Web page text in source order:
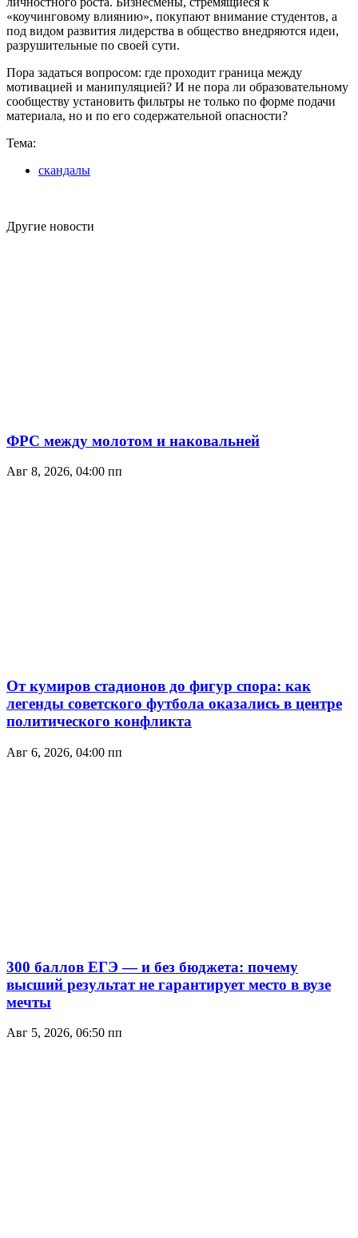
«коучинговому влиянию», покупают внимание студентов, а
под видом развития лидерства в общество внедряются идеи,
разрушительные по своей сути.
Пора задаться вопросом: где проходит граница между
мотивацией и манипуляцией? И не пора ли образовательному
сообществу установить фильтры не только по форме подачи
материала, но и по его содержательной опасности?
Тема:
скандалы
Другие новости
ФРС между молотом и наковальней
Авг 8, 2026, 04:00 пп
От кумиров стадионов до фигур спора: как
легенды советского футбола оказались в центре
политического конфликта
Авг 6, 2026, 04:00 пп
300 баллов ЕГЭ — и без бюджета: почему
высший результат не гарантирует место в вузе
мечты
Авг 5, 2026, 06:50 пп